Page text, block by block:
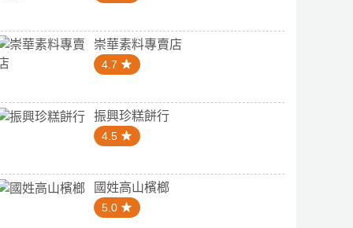
崇華素料專賣店
4.7
振興珍糕餅行
4.5
國姓高山檳榔
5.0